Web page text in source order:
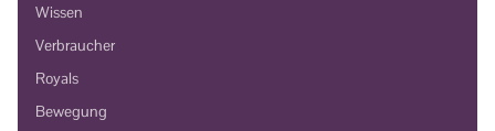
Wissen
Verbraucher
Royals
Bewegung